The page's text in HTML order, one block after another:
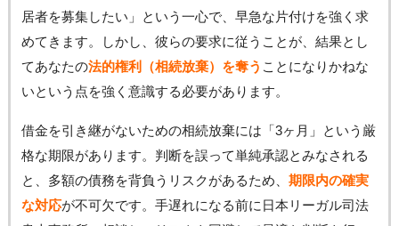
居者を募集したい」という一心で、早急な片付けを強く求
めてきます。しかし、彼らの要求に従うことが、結果とし
てあなたの法的権利（相続放棄）を奪う ことになりかねな
いという点を強く意識する必要があります。
借金を引き継がないための相続放棄には「3ヶ月」という厳
格な期限があります。判断を誤って単純承認とみなされる
と、多額の債務を背負うリスクがあるため、 期限内の確実
な対応が不可欠です。手遅れになる前に日本リーガル司法